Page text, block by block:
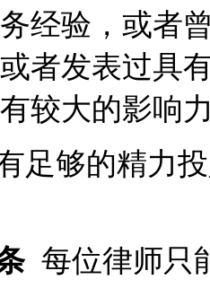
经验，或者
者发表过具
较大的影响
有足够的精力
每位律师只